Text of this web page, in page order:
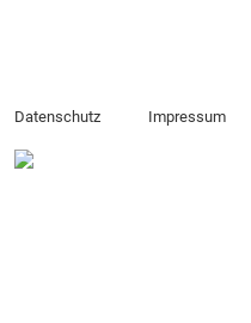
Datenschutz Impressum